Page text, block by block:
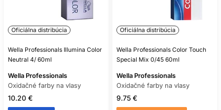
Oficiálna distribúcia
Wella Professionals Illumina Color
Neutral 4/ 60ml
Wella Professionals
Oxidačné farby na vlasy
10.20 €
Oficiálna distribúcia
Wella Professionals Color Touch
Special Mix 0/45 60ml
Wella Professionals
Oxidačné farby na vlasy
9.75 €